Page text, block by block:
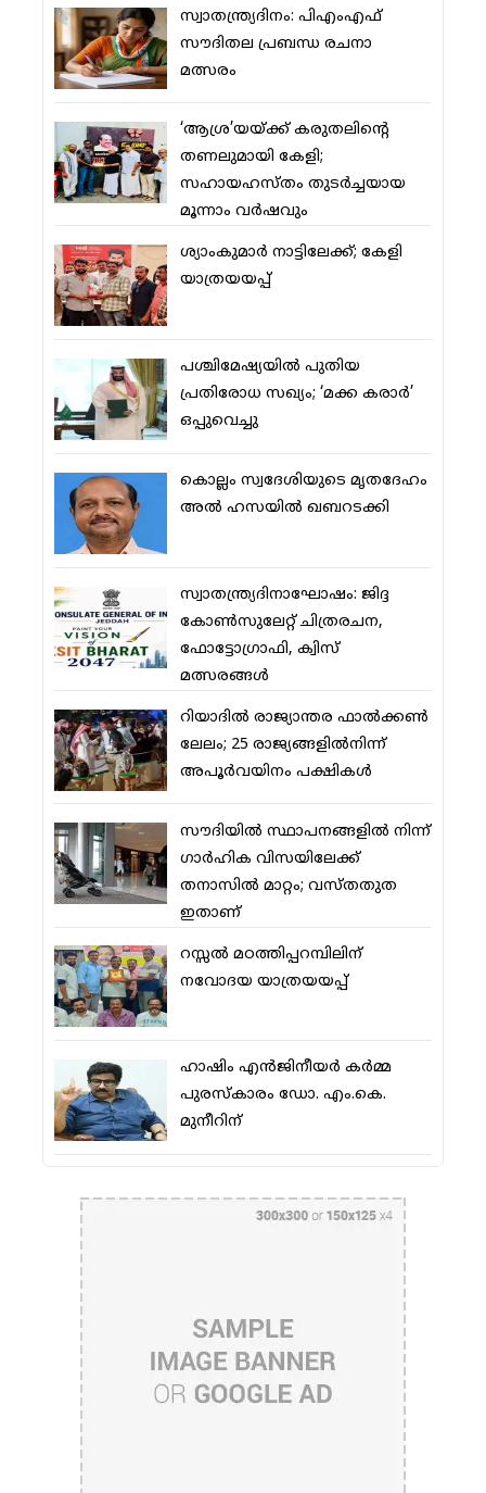
സ്വാതന്ത്ര്യദിനം: പിഎംഎഫ്
സൗദിതല പ്രബന്ധ രചനാ
മത്സരം
‘ആശ്ര’യയ്ക്ക് കരുതലിന്റെ
തണലുമായി കേളി;
സഹായഹസ്തം തുടര്‍ച്ചയായ
മൂന്നാം വര്‍ഷവും
ശ്യാംകുമാര്‍ നാട്ടിലേക്ക്; കേളി
യാത്രയയപ്പ്
പശ്ചിമേഷ്യയില്‍ പുതിയ
പ്രതിരോധ സഖ്യം; ‘മക്ക കരാര്‍’
ഒപ്പുവെച്ചു
കൊല്ലം സ്വദേശിയുടെ മൃതദേഹം
അല്‍ ഹസയില്‍ ഖബറടക്കി
സ്വാതന്ത്ര്യദിനാഘോഷം: ജിദ്ദ
കോണ്‍സുലേറ്റ് ചിത്രരചന,
ഫോട്ടോഗ്രാഫി, ക്വിസ്
മത്സരങ്ങള്‍
റിയാദില്‍ രാജ്യാന്തര ഫാല്‍ക്കണ്‍
ലേലം; 25 രാജ്യങ്ങളില്‍നിന്ന്
അപൂര്‍വയിനം പക്ഷികള്‍
സൗദിയില്‍ സ്ഥാപനങ്ങളില്‍ നിന്ന്
ഗാര്‍ഹിക വിസയിലേക്ക്
തനാസില്‍ മാറ്റം; വസ്തതുത
ഇതാണ്
റസ്സല്‍ മഠത്തിപ്പറമ്പിലിന്
നവോദയ യാത്രയയപ്പ്
ഹാഷിം എന്‍ജിനീയര്‍ കര്‍മ്മ
പുരസ്‌കാരം ഡോ. എം.കെ.
മുനീറിന്